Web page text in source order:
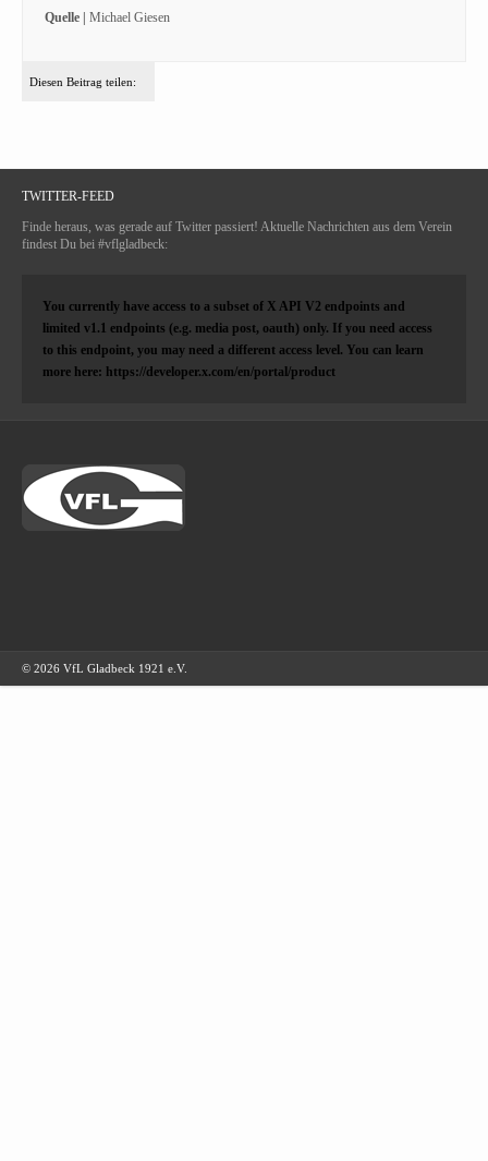
Quelle | Michael Giesen
Diesen Beitrag teilen:
TWITTER-FEED
Finde heraus, was gerade auf Twitter passiert! Aktuelle Nachrichten aus dem Verein
findest Du bei #vflgladbeck:
You currently have access to a subset of X API V2 endpoints and
limited v1.1 endpoints (e.g. media post, oauth) only. If you need access
to this endpoint, you may need a different access level. You can learn
more here: https://developer.x.com/en/portal/product
© 2026 VfL Gladbeck 1921 e.V.